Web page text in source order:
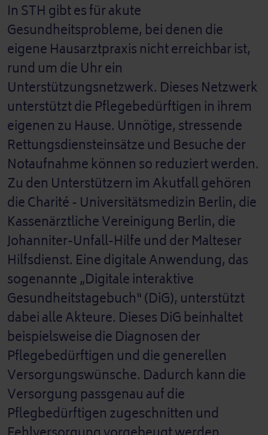
In STH gibt es für akute
Gesundheitsprobleme, bei denen die
eigene Hausarztpraxis nicht erreichbar ist,
rund um die Uhr ein
Unterstützungsnetzwerk. Dieses Netzwerk
unterstützt die Pflegebedürftigen in ihrem
eigenen zu Hause. Unnötige, stressende
Rettungsdiensteinsätze und Besuche der
Notaufnahme können so reduziert werden.
Zu den Unterstützern im Akutfall gehören
die Charité - Universitätsmedizin Berlin, die
Kassenärztliche Vereinigung Berlin, die
Johanniter-Unfall-Hilfe und der Malteser
Hilfsdienst. Eine digitale Anwendung, das
sogenannte „Digitale interaktive
Gesundheitstagebuch“ (DiG), unterstützt
dabei alle Akteure. Dieses DiG beinhaltet
beispielsweise die Diagnosen der
Pflegebedürftigen und die generellen
Versorgungswünsche. Dadurch kann die
Versorgung passgenau auf die
Pflegbedürftigen zugeschnitten und